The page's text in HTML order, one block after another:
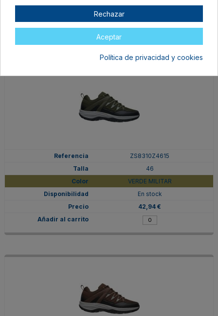
ZS8310Z4615
46
VERDE MILITAR
En stock
42,94 €
Rechazar
Aceptar
Política de privacidad y cookies